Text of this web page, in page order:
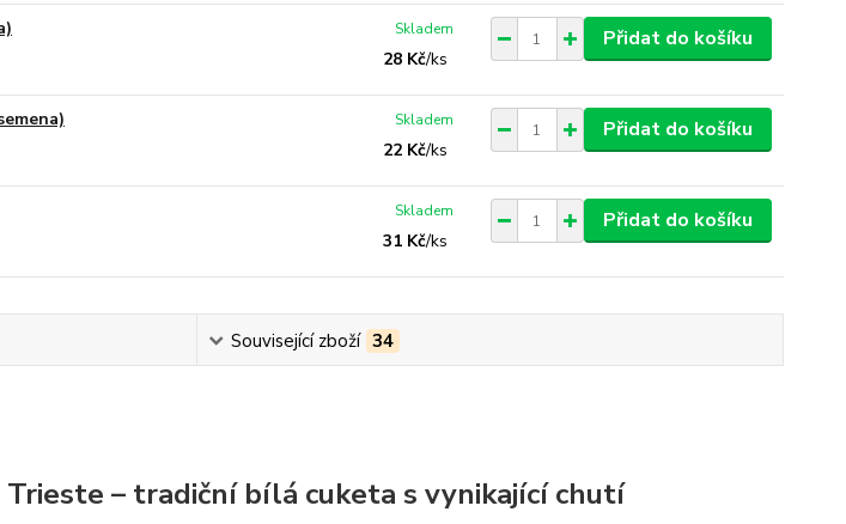
28 Kč/ks
Skladem Přidat do košíku
22 Kč/ks
Skladem Přidat do košíku
31 Kč/ks
Skladem Přidat do košíku
Související zboží 34
Trieste – tradiční bílá cuketa s vynikající chutí